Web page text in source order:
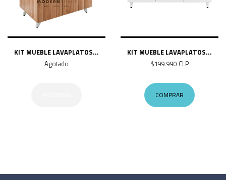
KIT MUEBLE LAVAPLATOS...
Agotado
KIT MUEBLE LAVAPLATOS...
$199.990 CLP
COMPRAR